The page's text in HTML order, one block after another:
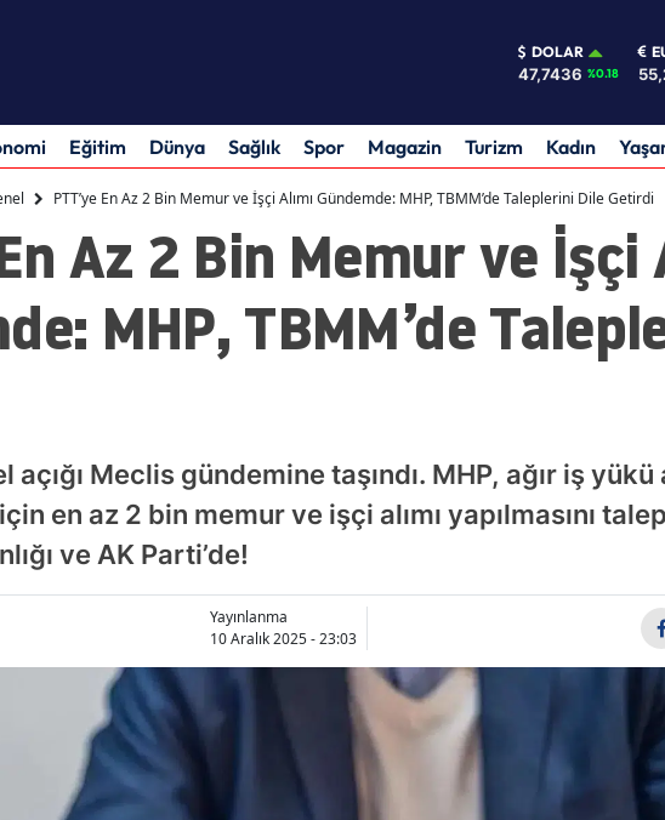
DOLAR
47,7436 %0.18
Eğitim Dünya Sağlık Spor Magazin Turizm Kadın
PTT’ye En Az 2 Bin Memur ve İşçi Alımı Gündemde: MHP, TBMM’de Taleplerini Dile Getirdi
Az 2 Bin Memur ve İşçi
MHP, TBMM’de
Meclis gündemine taşındı. MHP, ağır iş yükü
en az 2 bin memur ve işçi alımı yapılmasını
ve AK Parti’de!
Yayınlanma
10 Aralık 2025 - 23:03